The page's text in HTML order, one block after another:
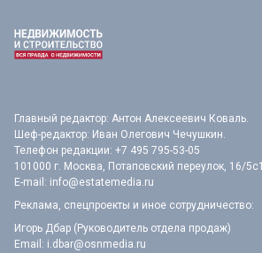
Главный редактор: Антон Алексеевич Коваль.
Шеф-редактор: Иван Олегович Чечушкин.
Телефон редакции: +7 495 795-53-05
101000 г. Москва, Потаповский переулок, 16/5с1
E-mail: info@estatemedia.ru
Реклама, спецпроекты и иное сотрудничество:
Игорь Дбар (Руководитель отдела продаж)
Email: i.dbar@osnmedia.ru